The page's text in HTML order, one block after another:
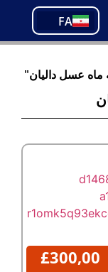
FA
PT
TR
عسل دالیان"
£300,00